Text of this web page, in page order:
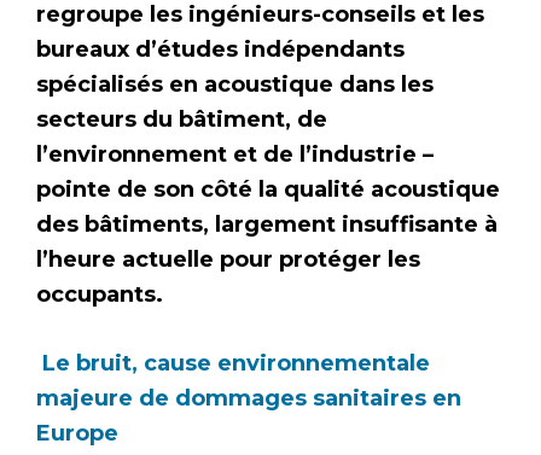
regroupe les ingénieurs-conseils et les
bureaux d’études indépendants
spécialisés en acoustique dans les
secteurs du bâtiment, de
l’environnement et de l’industrie –
pointe de son côté la qualité acoustique
des bâtiments, largement insuffisante à
l’heure actuelle pour protéger les
occupants.
Le bruit, cause environnementale
majeure de dommages sanitaires en
Europe